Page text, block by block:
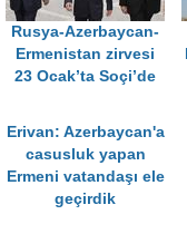
Rusya-Azerbaycan-
Ermenistan zirvesi
23 Ocak’ta Soçi’de
Erivan: Azerbaycan'a
casusluk yapan
Ermeni vatandaşı ele
geçirdik